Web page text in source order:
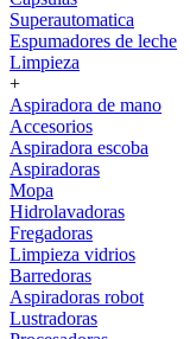
Superautomatica
Espumadores de leche
Limpieza
+
Aspiradora de mano
Accesorios
Aspiradora escoba
Aspiradoras
Mopa
Hidrolavadoras
Fregadoras
Limpieza vidrios
Barredoras
Aspiradoras robot
Lustradoras